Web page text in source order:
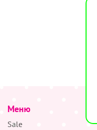
Меню
Sale